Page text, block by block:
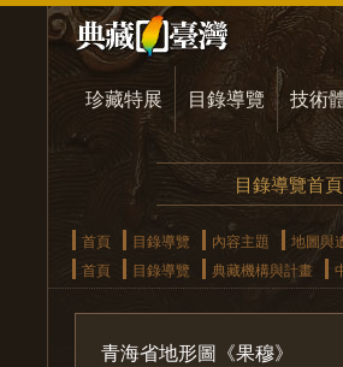
珍藏特展 目錄導覽 技術
目錄導覽首頁
首頁 目錄導覽 內容主題 地圖與
首頁
目錄導覽 典藏機構與計畫
青海省地形圖《果穆》